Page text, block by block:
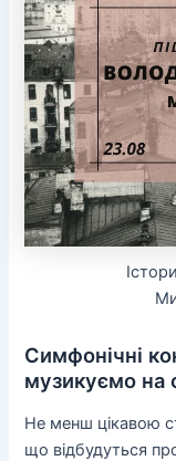
Симфонічні
музикуємо на
Не менш цікавою
що відбудуться